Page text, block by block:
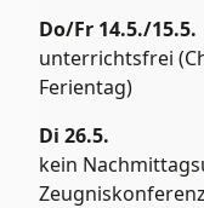
Do/Fr 14.5./15.5.
unterrichtsfrei
Ferientag)
Di 26.5.
kein